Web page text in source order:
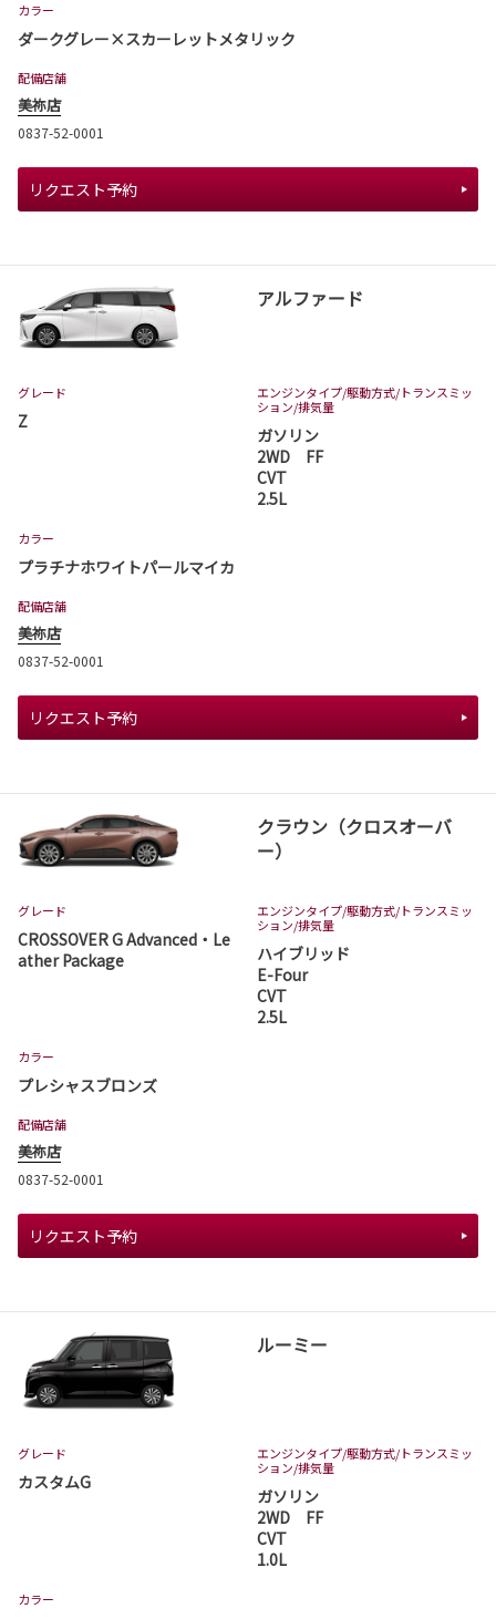
カラー
ダークグレー×スカーレットメタリック
配備店舗
美祢店
0837-52-0001
リクエスト予約
アルファード
グレード
Z
エンジンタイプ/駆動方式/トランスミッ
ション/排気量
ガソリン
2WD FF
CVT
2.5L
カラー
プラチナホワイトパールマイカ
配備店舗
美祢店
0837-52-0001
リクエスト予約
クラウン（クロスオーバ
ー）
グレード
CROSSOVER G Advanced・Le
ather Package
エンジンタイプ/駆動方式/トランスミッ
ション/排気量
ハイブリッド
E-Four
CVT
2.5L
カラー
プレシャスブロンズ
配備店舗
美祢店
0837-52-0001
リクエスト予約
ルーミー
グレード
カスタムG
エンジンタイプ/駆動方式/トランスミッ
ション/排気量
ガソリン
2WD FF
CVT
1.0L
カラー